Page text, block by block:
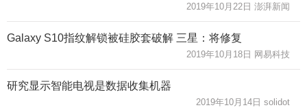
2019年10月22日 澎湃新闻
Galaxy S10指纹解锁被硅胶套破解 三星：将修复
2019年10月18日 网易科技
研究显示智能电视是数据收集机器
2019年10月14日 solidot